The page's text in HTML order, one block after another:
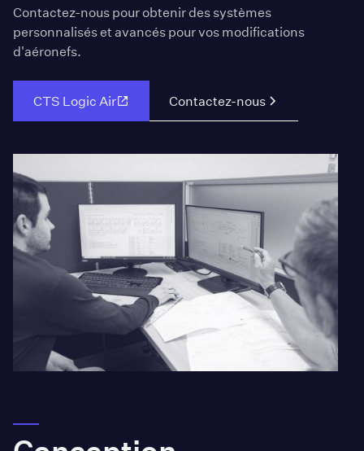
Contactez-nous pour obtenir des systèmes
personnalisés et avancés pour vos modifications
d'aéronefs.
CTS Logic Air Contactez-nous